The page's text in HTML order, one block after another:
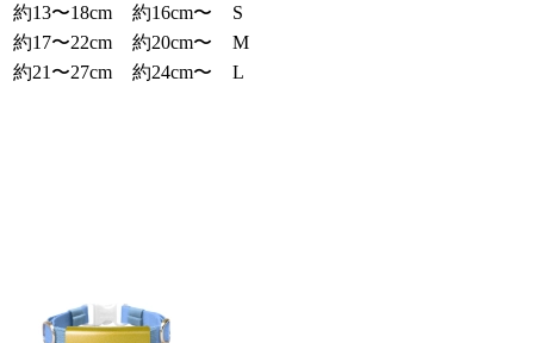
約13〜18cm
約16cm〜
S
約17〜22cm
約20cm〜
M
約21〜27cm
約24cm〜 L